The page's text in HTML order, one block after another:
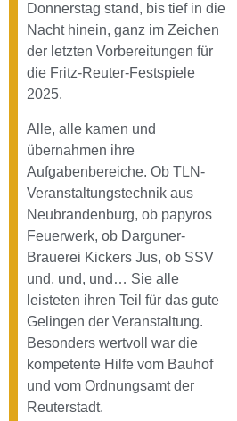
Donnerstag stand, bis tief in die
Nacht hinein, ganz im Zeichen
der letzten Vorbereitungen für
die Fritz-Reuter-Festspiele
2025.
Alle, alle kamen und
übernahmen ihre
Aufgabenbereiche. Ob TLN-
Veranstaltungstechnik aus
Neubrandenburg, ob papyros
Feuerwerk, ob Darguner-
Brauerei Kickers Jus, ob SSV
und, und, und… Sie alle
leisteten ihren Teil für das gute
Gelingen der Veranstaltung.
Besonders wertvoll war die
kompetente Hilfe vom Bauhof
und vom Ordnungsamt der
Reuterstadt.